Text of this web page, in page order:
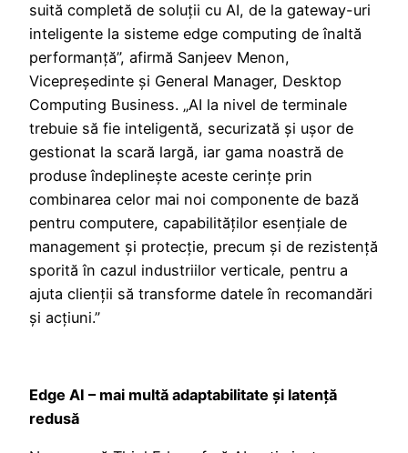
suită completă de soluții cu AI, de la gateway-uri
inteligente la sisteme edge computing de înaltă
performanță”, afirmă Sanjeev Menon,
Vicepreședinte și General Manager, Desktop
Computing Business. „AI la nivel de terminale
trebuie să fie inteligentă, securizată și ușor de
gestionat la scară largă, iar gama noastră de
produse îndeplinește aceste cerințe prin
combinarea celor mai noi componente de bază
pentru computere, capabilităților esențiale de
management și protecție, precum și de rezistență
sporită în cazul industriilor verticale, pentru a
ajuta clienții să transforme datele în recomandări
și acțiuni.”
Edge AI – mai multă adaptabilitate și latență
redusă